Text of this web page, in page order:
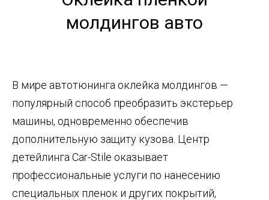
молдингов авто
В мире автотюнинга оклейка молдингов —
популярный способ преобразить экстерьер
машины, одновременно обеспечив
дополнительную защиту кузова. Центр
детейлинга Car-Stile оказывает
профессиональные услуги по нанесению
специальных пленок и других покрытий,